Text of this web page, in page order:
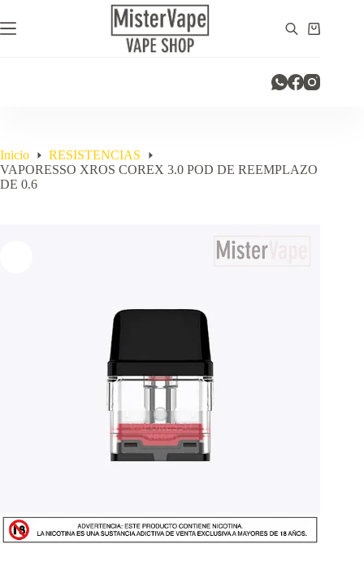
al
contenido
Carro
Inicio
RESISTENCIAS
VAPORESSO XROS COREX 3.0 POD DE REEMPLAZO
DE 0.6